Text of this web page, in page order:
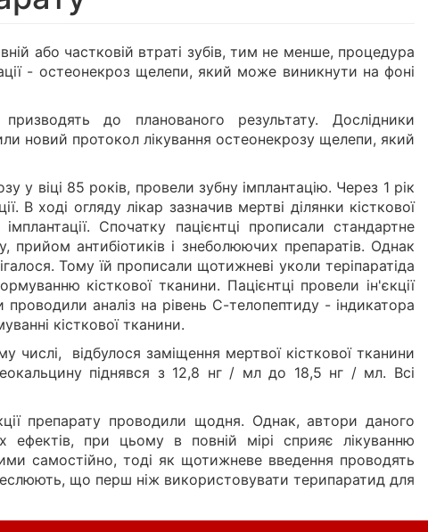
або частковій втраті зубів, тим не менше, процедура
- остеонекроз щелепи, який може виникнути на фоні
до планованого результату. Дослідники
новий протокол лікування остеонекрозу щелепи, який
у віці 85 років, провели зубну імплантацію. Через 1 рік
В ході огляду лікар зазначив мертві ділянки кісткової
Спочатку пацієнтці прописали стандартне
антибіотиків і знеболюючих препаратів. Однак
Тому їй прописали щотижневі уколи теріпаратіда
кісткової тканини. Пацієнтці провели ін'єкції
аналіз на рівень С-телопептиду - індикатора
кісткової тканини.
числі, відбулося заміщення мертвої кісткової тканини
піднявся з 12,8 нг / мл до 18,5 нг / мл. Всі
препарату проводили щодня. Однак, автори даного
при цьому в повній мірі сприяє лікуванню
самостійно, тоді як щотижневе введення проводять
що перш ніж використовувати терипаратид для